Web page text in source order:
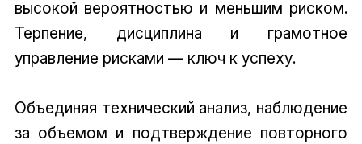
высокой вероятностью и меньшим риском.
Терпение, дисциплина и грамотное
управление рисками — ключ к успеху.
Объединяя технический анализ, наблюдение
за объемом и подтверждение повторного